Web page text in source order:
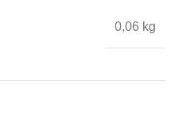
0,06 kg